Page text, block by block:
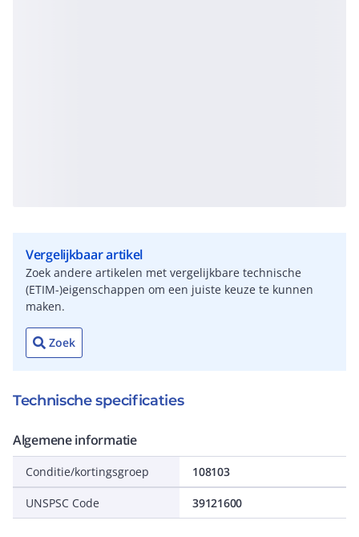
Vergelijkbaar artikel
Zoek andere artikelen met vergelijkbare technische
(ETIM-)eigenschappen om een juiste keuze te kunnen
maken.
Zoek
Technische specificaties
Algemene informatie
Conditie/kortingsgroep 108103
UNSPSC Code 39121600